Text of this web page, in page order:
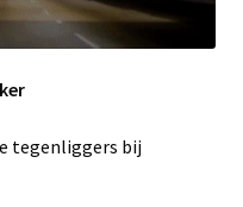
tegenliggers bij